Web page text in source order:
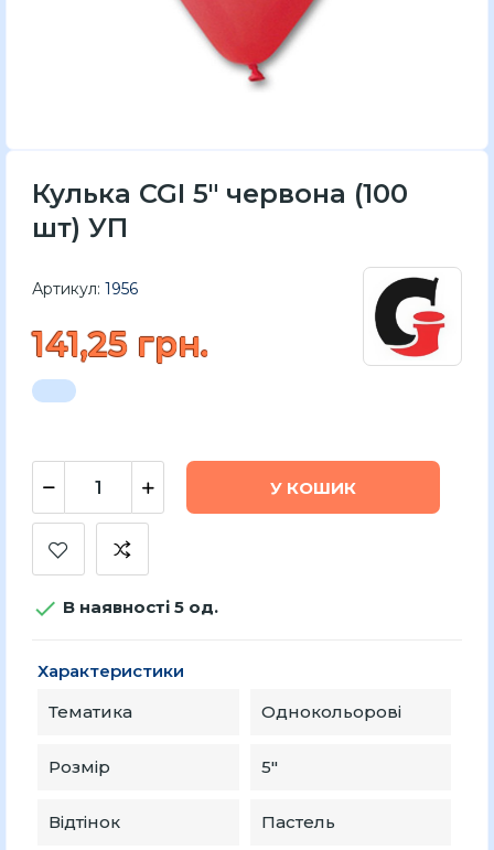
Кулька CGI 5" червона (100
шт) УП
Артикул: 1956
141,25 грн.
У КОШИК
 В наявності 5 од.
Характеристики
Тематика
Однокольорові
Розмір 5″
Відтінок Пастель